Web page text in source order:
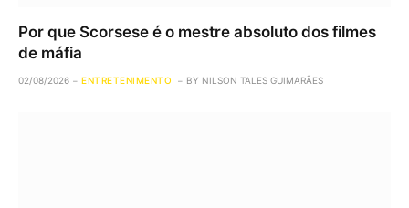
Por que Scorsese é o mestre absoluto dos filmes
de máfia
02/08/2026 ENTRETENIMENTO BY NILSON TALES GUIMARÃES